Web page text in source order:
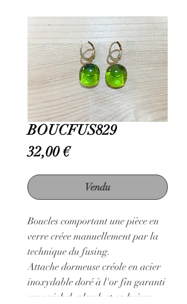
BOUCFUS829
32,00 €Prix
Vendu
Boucles comportant une pièce en
verre créee manuellement par la
technique du fusing.
Attache dormeuse créole en acier
inoxydable doré à l'or fin garanti
sans nickel, plomb et cadmium.